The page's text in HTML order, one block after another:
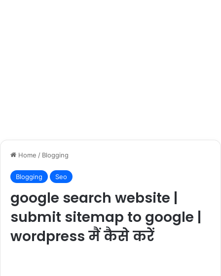
Home / Blogging
Blogging Seo
google search website |
submit sitemap to google |
wordpress मैं कैसे करें